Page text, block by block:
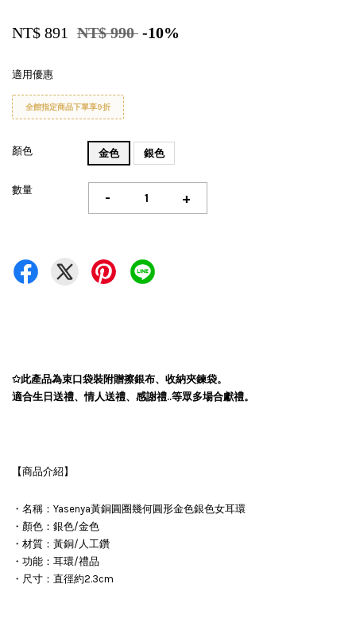
NT$ 891 NT$ 990 -10%
適用優惠
全館指定商品下單享9折
顏色 金色 銀色
數量 - +
✩此產品為束口袋裝附贈擦銀布、收納夾鍊袋。
適合生日送禮、情人送禮、感謝禮..等眾多場合獻禮。
【商品介紹】
・名稱：Yasenya黃銅圓圈幾何圓形金色銀色女耳環
・顏色：銀色/金色
・材質：黃銅/人工鑽
・功能：耳環/禮品
・尺寸：直徑約2.3cm